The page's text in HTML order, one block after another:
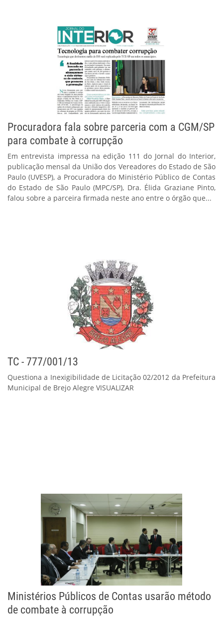
Procuradora fala sobre parceria com a CGM/SP
para combate à corrupção
Em entrevista impressa na edição 111 do Jornal do Interior,
publicação mensal da União dos Vereadores do Estado de São
Paulo (UVESP), a Procuradora do Ministério Público de Contas
do Estado de São Paulo (MPC/SP), Dra. Élida Graziane Pinto,
falou sobre a parceira firmada neste ano entre o órgão que...
TC - 777/001/13
Questiona a Inexigibilidade de Licitação 02/2012 da Prefeitura
Municipal de Brejo Alegre VISUALIZAR
Ministérios Públicos de Contas usarão método
de combate à corrupção